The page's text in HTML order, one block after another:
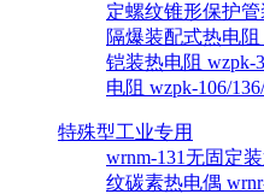
定螺纹锥形保护
隔爆装配式热电阻
铠装热电阻 wzpk-
电阻 wzpk-106/
特殊型工业专用
wrnm-131无固定
纹碳素热电偶